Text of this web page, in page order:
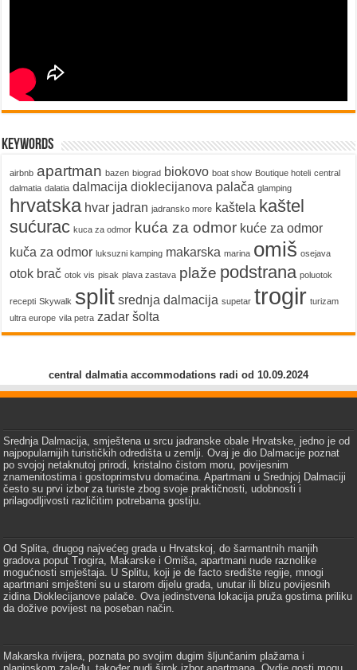
keywords
airbnb apartman bazen biograd biokovo boat show Boutique hoteli central
dalmatia dalatia dalmacija dioklecijanova palača glamping
hrvatska hvar jadran jadransko more kaštela kaštel
sućurac kuca za odmor kuća za odmor kuće za odmor
kuča za odmor luksuzni kamping makarska marina omiš osejava
otok brač otok vis pisak plava zastava plaže podstrana poluotok
recepti Skywalk split srednja dalmacija supetar trogir turizam
ultra europe vila petra zadar šolta
central dalmatia accommodations radi od 10.09.2024
Srednja Dalmacija, smještena u srcu jadranske obale Hrvatske, jedno je od
najpopularnijih turističkih odredišta u zemlji. Ovaj je dio Dalmacije poznat
po svojoj netaknutoj prirodi, kristalno čistom moru, povijesnim
znamenitostima i gostoprimstvu domaćina. Apartmani u Srednjoj Dalmaciji
često su prvi izbor za turiste zbog svoje praktičnosti, udobnosti i
prilagodljivosti različitim potrebama gostiju.
Od Splita, drugog najvećeg grada u Hrvatskoj, do šarmantnih manjih
gradova poput Trogira, Makarske i Omiša, apartmani nude raznolike
mogućnosti smještaja. U Splitu, koji je de facto središte regije, mnogi
apartmani smješteni su u starom dijelu grada, unutar ili blizu povijesnih
zidina Dioklecijanove palače. Ova jedinstvena lokacija pruža gostima priliku
da dožive povijest na poseban način.
Makarska rivijera, poznata po svojim dugim šljunčanim plažama i